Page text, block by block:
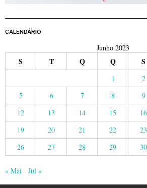
CALENDÁRIO
Junho 2023
S T Q Q S
1 2
5
6 7 8 9
12
13 14 15 16
19
20 21 22 23
26
27 28 29 30
« Mai Jul »